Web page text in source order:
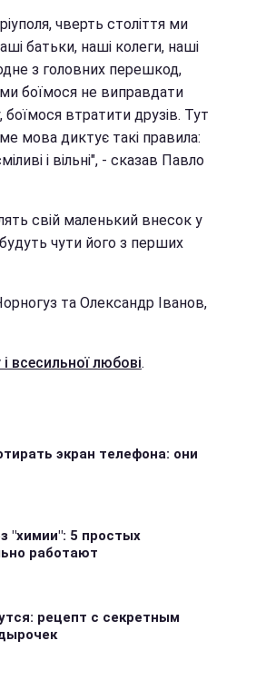
чверть століття ми
батьки, наші колеги, наші
з головних перешкод,
боїмося не виправдати
втратити друзів. Тут
мова диктує такі правила:
і вільні", - сказав Павло
свій маленький внесок у
чути його з перших
та Олександр Іванов,
всесильної любові.
экран телефона: они
"химии": 5 простых
работают
рецепт с секретным